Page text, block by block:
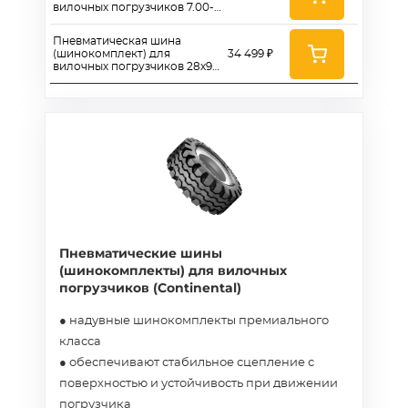
вилочных погрузчиков 7.00-
Пневматическая шина
(шинокомплект) для
вилочных погрузчиков 28х9-
34 499 ₽
Пневматические шины
(шинокомплекты) для вилочных
погрузчиков (Continental)
● надувные шинокомплекты премиального
класса
● обеспечивают стабильное сцепление с
поверхностью и устойчивость при движении
погрузчика